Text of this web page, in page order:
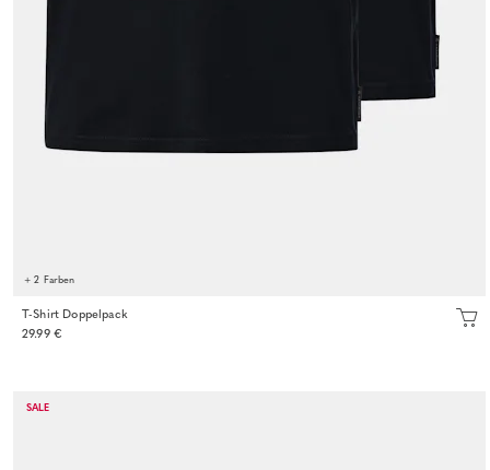
+ 2 Farben
T-Shirt Doppelpack
29.99 €
SALE